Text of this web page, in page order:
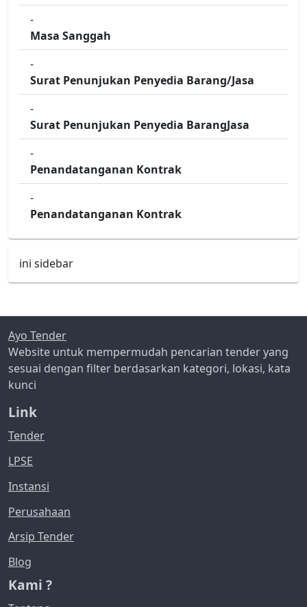
-
Masa Sanggah
-
Surat Penunjukan Penyedia Barang/Jasa
-
Surat Penunjukan Penyedia BarangJasa
-
Penandatanganan Kontrak
-
Penandatanganan Kontrak
ini sidebar
Ayo Tender
Website untuk mempermudah pencarian tender yang
sesuai dengan filter berdasarkan kategori, lokasi, kata
kunci
Link
Tender
LPSE
Instansi
Perusahaan
Arsip Tender
Blog
Kami ?